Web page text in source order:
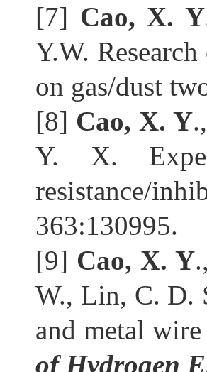
[7] Cao, X. Y
Y.W.
on gas/dust
[8] Cao, X. Y
Y. X.
resistance/
363:130995.
[9] Cao, X. Y
W., Lin, C. D.
and metal
of Hydrogen